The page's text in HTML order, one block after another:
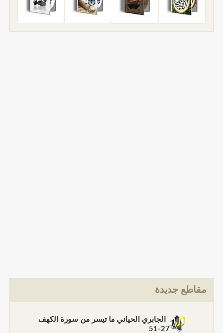
مقاطع جديدة
الجابري الحياني ما تيسر من سورة الكهف
27-51